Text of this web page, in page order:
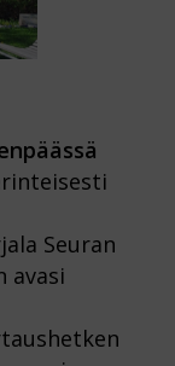
Seuran
avasi